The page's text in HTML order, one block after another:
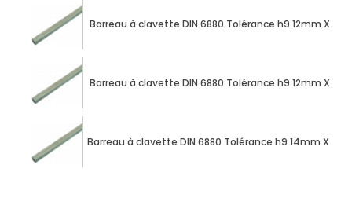
Barreau à clavette DIN 6880 Tolérance h9 12mm X
Barreau à clavette DIN 6880 Tolérance h9 12mm X
Barreau à clavette DIN 6880 Tolérance h9 14mm X